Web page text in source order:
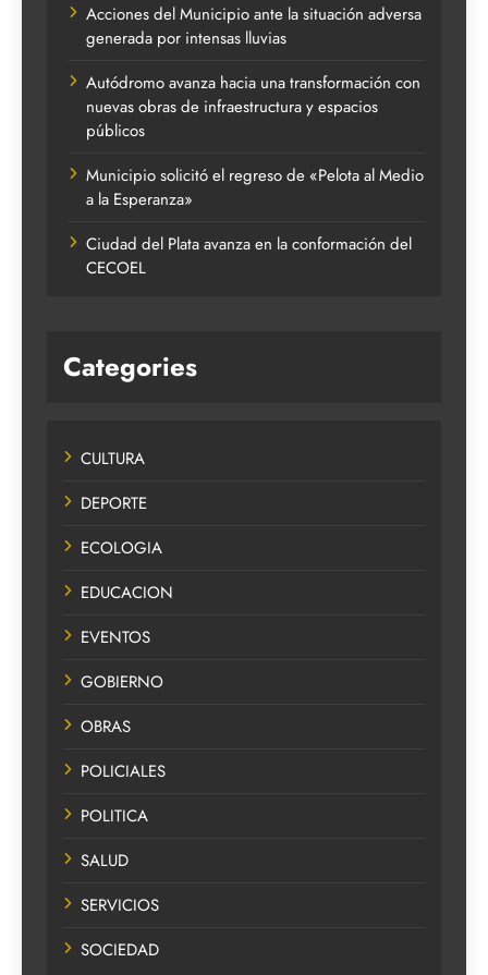
Acciones del Municipio ante la situación adversa
generada por intensas lluvias
Autódromo avanza hacia una transformación con
nuevas obras de infraestructura y espacios
públicos
Municipio solicitó el regreso de «Pelota al Medio
a la Esperanza»
Ciudad del Plata avanza en la conformación del
CECOEL
Categories
CULTURA
DEPORTE
ECOLOGIA
EDUCACION
EVENTOS
GOBIERNO
OBRAS
POLICIALES
POLITICA
SALUD
SERVICIOS
SOCIEDAD